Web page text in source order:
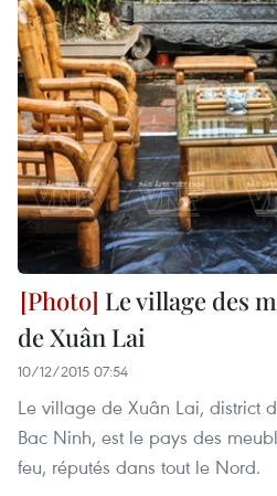
Le village des
de Xuân Lai
10/12/2015 07:54
Le village de Xuân Lai, district
Bac Ninh, est le pays des
feu, réputés dans tout le Nord.